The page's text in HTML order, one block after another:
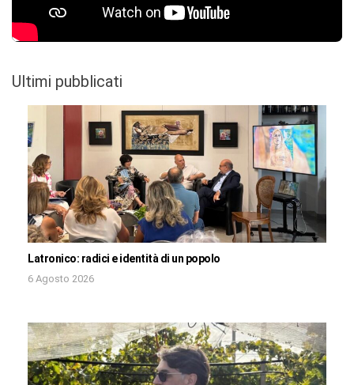
Ultimi pubblicati
Latronico: radici e identità di un popolo
6 Agosto 2026